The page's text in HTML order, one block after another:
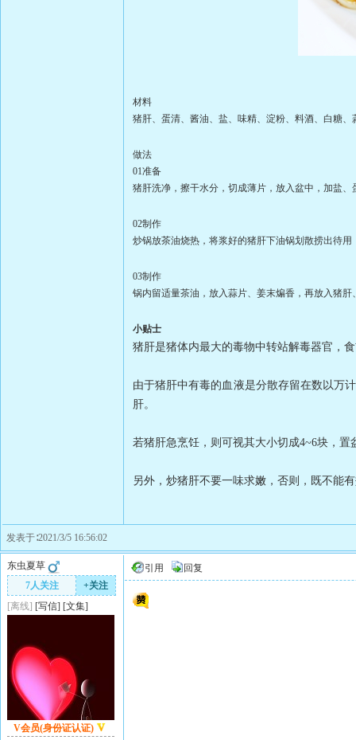
材料
猪肝、蛋清、酱油、盐、味精、淀粉、料酒、白糖、
做法
01准备
猪肝洗净，擦干水分，切成薄片，放入盆中， 加盐、
02制作
炒锅放茶油烧热，将浆好的猪肝下油锅划散捞出待用
03制作
锅内留适量茶油，放入蒜片、姜末煸香，再放入猪肝
小贴士
猪肝是猪体内最大的毒物中转站解毒器官，
由于猪肝中有毒的血液是分散存留在数以万
肝。
若猪肝急烹饪，则可视其大小切成4~6块，置
另外，炒猪肝不要一味求嫩，否则，既不能
发表于∶2021/3/5 16:56:02
东虫夏草
7人关注
+关注
[离线] [写信] [文集]
V会员(身份证认证)
引用 回复